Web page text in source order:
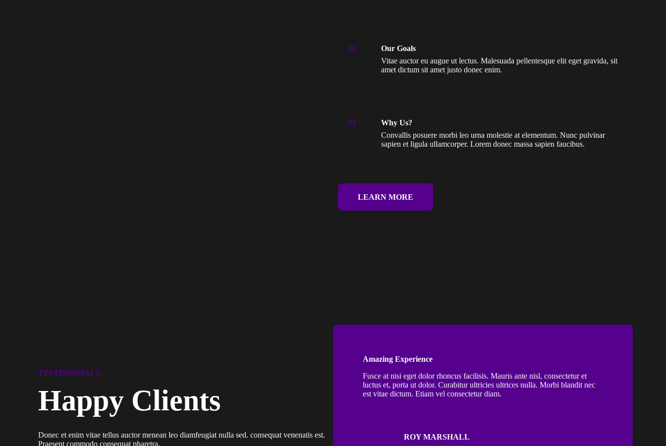
#2
Our Goals
Vitae auctor eu augue ut lectus. Malesuada pellentesque elit eget gravida, sit
amet dictum sit amet justo donec enim.
#3
Why Us?
Convallis posuere morbi leo urna molestie at elementum. Nunc pulvinar
sapien et ligula ullamcorper. Lorem donec massa sapien faucibus.
LEARN MORE
TESTIMONIALS
Happy Clients
Donec et enim vitae tellus auctor menean leo diamfeugiat nulla sed. consequat venenatis est.
Praesent commodo consequat pharetra.
Amazing Experience
Fusce at nisi eget dolor rhoncus facilisis. Mauris ante nisl, consectetur et
luctus et, porta ut dolor. Curabitur ultricies ultrices nulla. Morbi blandit nec
est vitae dictum. Etiam vel consectetur diam.
ROY MARSHALL